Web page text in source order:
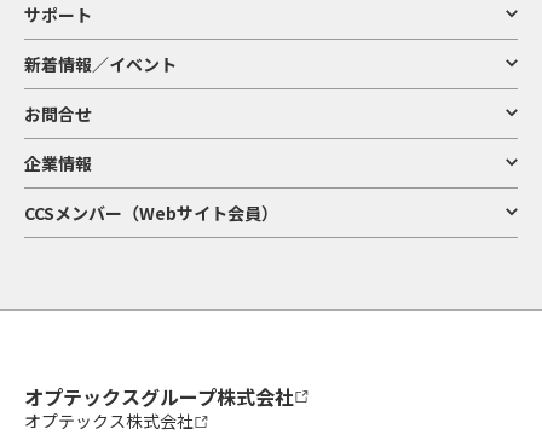
サポート
新着情報／イベント
お問合せ
企業情報
CCSメンバー（Webサイト会員）
オプテックスグループ株式会社
オプテックス株式会社